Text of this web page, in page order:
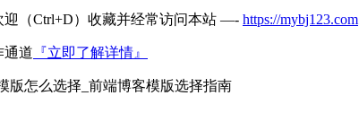
（Ctrl+D）收藏并经常访问本站 —- https://mybj123.com
通道 『立即了解详情』
版怎么选择_前端博客模版选择指南